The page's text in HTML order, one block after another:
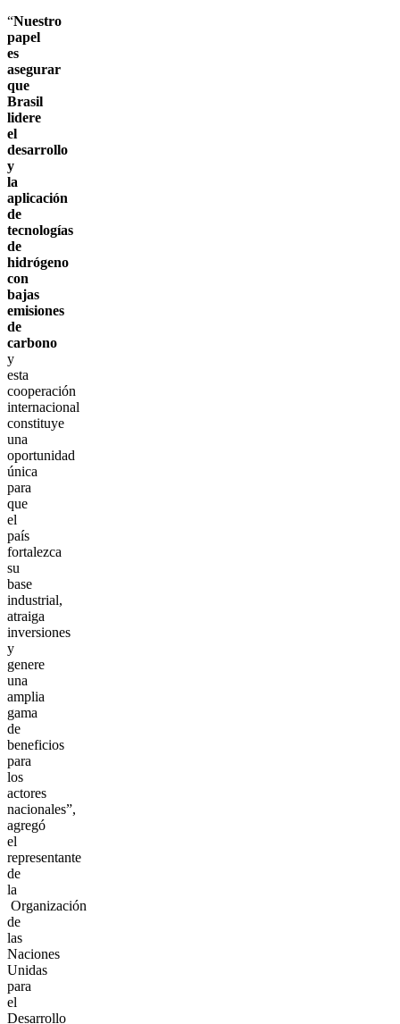
“Nuestro
papel
es
asegurar
que
Brasil
lidere
el
desarrollo
y
la
aplicación
de
tecnologías
de
hidrógeno
con
bajas
emisiones
de
carbono
y
esta
cooperación
internacional
constituye
una
oportunidad
única
para
que
el
país
fortalezca
su
base
industrial,
atraiga
inversiones
y
genere
una
amplia
gama
de
beneficios
para
los
actores
nacionales”,
agregó
el
representante
de
la
Organización
de
las
Naciones
Unidas
para
el
Desarrollo